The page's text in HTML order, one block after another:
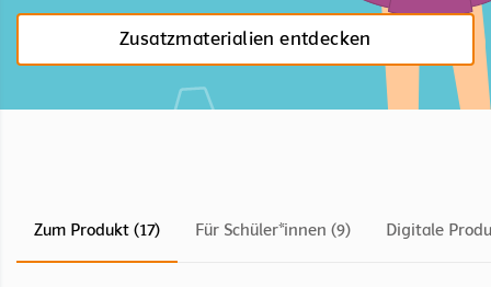
Zusatzmaterialien entdecken
Zum Produkt (17) Für Schüler*innen (9) Digitale